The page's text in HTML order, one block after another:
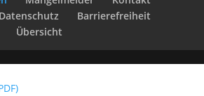
Datenschutz
Barrierefreiheit
Übersicht